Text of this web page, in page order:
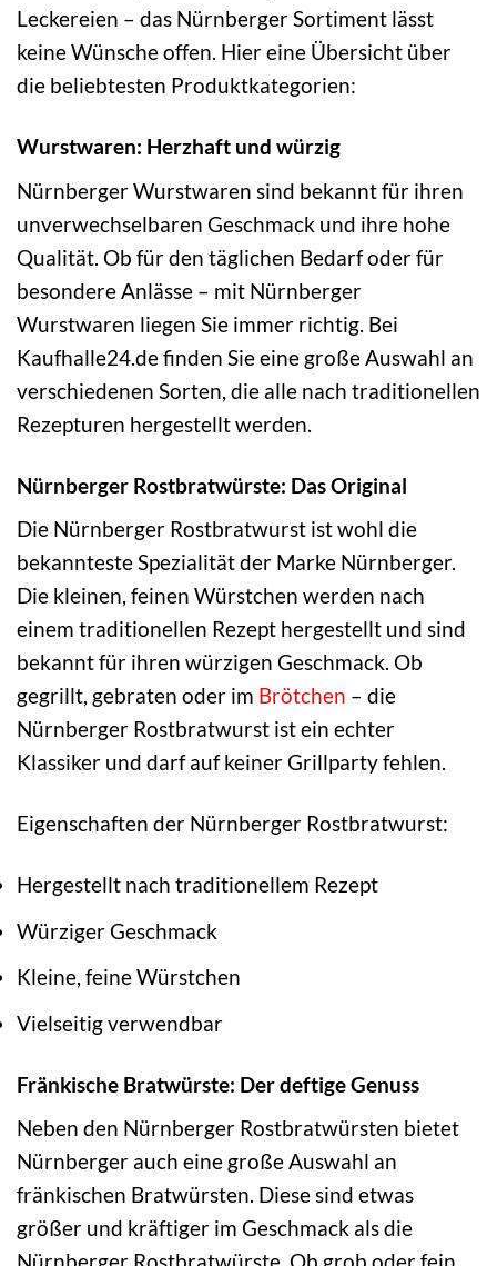
Leckereien – das Nürnberger Sortiment lässt
keine Wünsche offen. Hier eine Übersicht über
die beliebtesten Produktkategorien:
Wurstwaren: Herzhaft und würzig
Nürnberger Wurstwaren sind bekannt für ihren
unverwechselbaren Geschmack und ihre hohe
Qualität. Ob für den täglichen Bedarf oder für
besondere Anlässe – mit Nürnberger
Wurstwaren liegen Sie immer richtig. Bei
Kaufhalle24.de finden Sie eine große Auswahl an
verschiedenen Sorten, die alle nach traditionellen
Rezepturen hergestellt werden.
Nürnberger Rostbratwürste: Das Original
Die Nürnberger Rostbratwurst ist wohl die
bekannteste Spezialität der Marke Nürnberger.
Die kleinen, feinen Würstchen werden nach
einem traditionellen Rezept hergestellt und sind
bekannt für ihren würzigen Geschmack. Ob
gegrillt, gebraten oder im Brötchen – die
Nürnberger Rostbratwurst ist ein echter
Klassiker und darf auf keiner Grillparty fehlen.
Eigenschaften der Nürnberger Rostbratwurst:
Hergestellt nach traditionellem Rezept
Würziger Geschmack
Kleine, feine Würstchen
Vielseitig verwendbar
Fränkische Bratwürste: Der deftige Genuss
Neben den Nürnberger Rostbratwürsten bietet
Nürnberger auch eine große Auswahl an
fränkischen Bratwürsten. Diese sind etwas
größer und kräftiger im Geschmack als die